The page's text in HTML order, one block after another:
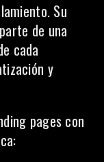
Su
de una
cada
y
pages con